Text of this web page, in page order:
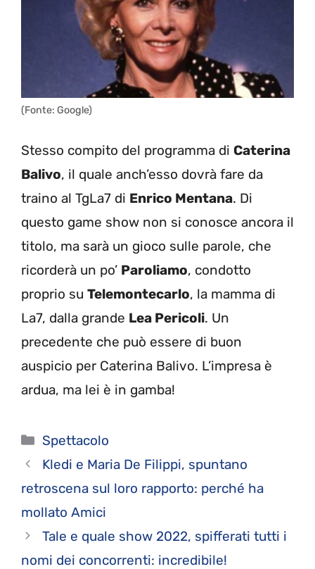
(Fonte: Google)
Stesso compito del programma di Caterina
Balivo, il quale anch’esso dovrà fare da
traino al TgLa7 di Enrico Mentana. Di
questo game show non si conosce ancora il
titolo, ma sarà un gioco sulle parole, che
ricorderà un po’ Paroliamo, condotto
proprio su Telemontecarlo, la mamma di
La7, dalla grande Lea Pericoli. Un
precedente che può essere di buon
auspicio per Caterina Balivo. L’impresa è
ardua, ma lei è in gamba!
Categorie
Spettacolo
Kledi e Maria De Filippi, spuntano
retroscena sul loro rapporto: perché ha
mollato Amici
Tale e quale show 2022, spifferati tutti i
nomi dei concorrenti: incredibile!